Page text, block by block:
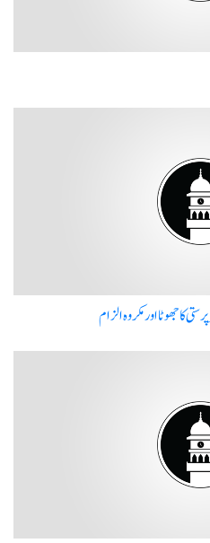
کا جھوٹا اور مکروہ الزام